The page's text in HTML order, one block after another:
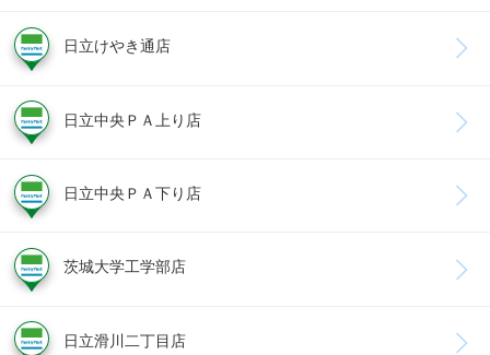
日立けやき通店
日立中央ＰＡ上り店
日立中央ＰＡ下り店
茨城大学工学部店
日立滑川二丁目店